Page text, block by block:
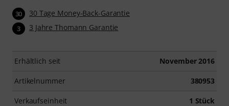
30 30 Tage Money-Back-Garantie
3 3 Jahre Thomann Garantie
Erhältlich seit November 2016
Artikelnummer 380953
Verkaufseinheit 1 Stück